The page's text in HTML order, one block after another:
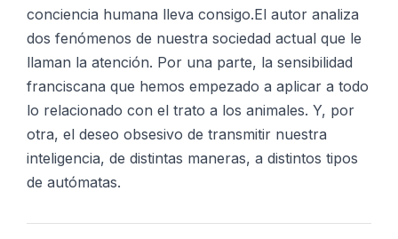
conciencia humana lleva consigo.El autor analiza
dos fenómenos de nuestra sociedad actual que le
llaman la atención. Por una parte, la sensibilidad
franciscana que hemos empezado a aplicar a todo
lo relacionado con el trato a los animales. Y, por
otra, el deseo obsesivo de transmitir nuestra
inteligencia, de distintas maneras, a distintos tipos
de autómatas.